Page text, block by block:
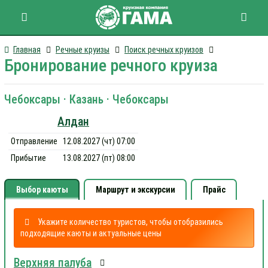
Главная Речные круизы Поиск речных круизов
Бронирование речного круиза
Чебоксары · Казань · Чебоксары
Алдан
Отправление
12.08.2027 (чт) 07:00
Прибытие
13.08.2027 (пт) 08:00
Выбор каюты Маршрут и экскурсии Прайс
Укажите количество туристов, чтобы отобразились
подходящие каюты и актуальные цены
Верхняя палуба